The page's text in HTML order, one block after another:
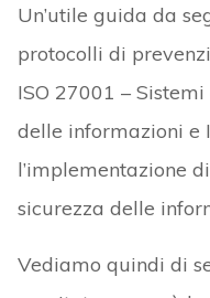
Un’utile guida da
protocolli di
ISO 27001 –
delle informazioni e
l’implementazione
sicurezza delle
Vediamo quindi di